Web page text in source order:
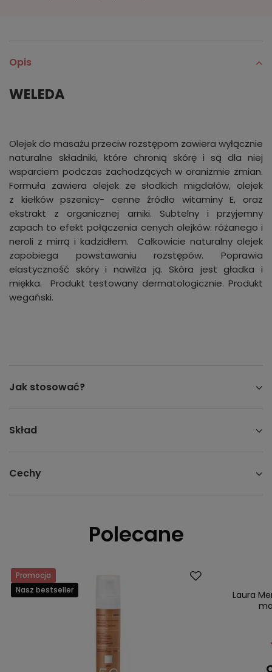
Opis
WELEDA
Olejek do masażu przeciw rozstępom zawiera wyłącznie
naturalne składniki, które chronią skórę i są dla niej
wsparciem podczas zachodzących w oranizmie zmian.
Formuła zawiera olejek ze słodkich migdałów, olejek
z kiełków pszenicy- cenne źródło witaminy E, oraz
ekstrakt z organicznej arniki. Subtelny i przyjemny
zapach to efekt połączenia cenych olejków: różanego i
neroli z mirrą i kadzidłem. Całkowicie naturalny olejek
zapobiega powstawaniu rozstępów. Poprawia
elastyczność skóry i nawilża ją. Skóra jest gładka i
miękka. Produkt testowany dermatologicznie. Produkt
wegański.
Jak stosować?
Skład
Cechy
Polecane
Promocja
Nasz bestseller
NaszLaura